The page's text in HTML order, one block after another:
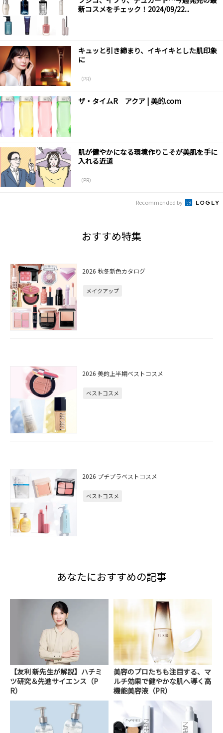
新コスメをチェック！2024/09/22...
キュッと引き締まり、イキイキとした肌印象
に
（PR）
ザ・タイムR アクア | 美的.com
肌が健やかになる環境作りこそが美肌を手に
入れる近道
（PR）
Recommended by
おすすめ特集
2026 秋冬新色カタログ
メイクアップ
2026 美的上半期ベストコスメ
ベストコスメ
2026 プチプラベストコスメ
ベストコスメ
あなたにおすすめの記事
【友利 新先生が解説】ハチミ
ツ研究＆先進サイエンス（P
R）
美容のプロたちも注目する、マ
ルチ効果で健やかな肌へ導く高
機能美容液（PR）